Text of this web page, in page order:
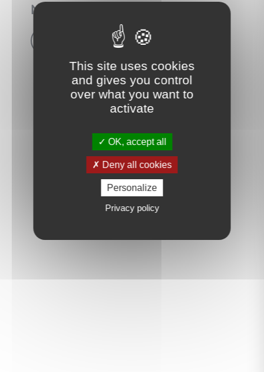
Nous consulter
This site uses cookies
and gives you control
over what you want to
activate
OK, accept all
Deny all cookies
Personalize
Privacy policy